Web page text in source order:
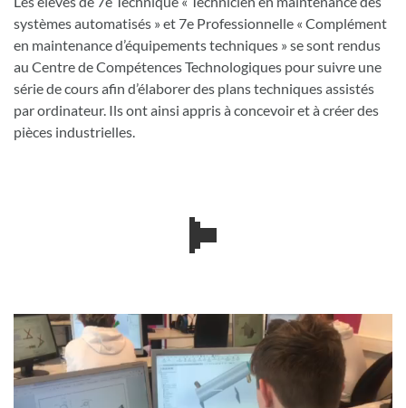
systèmes automatisés » et 7e Professionnelle « Complément
en maintenance d’équipements techniques » se sont rendus
au Centre de Compétences Technologiques pour suivre une
série de cours afin d’élaborer des plans techniques assistés
par ordinateur. Ils ont ainsi appris à concevoir et à créer des
pièces industrielles.